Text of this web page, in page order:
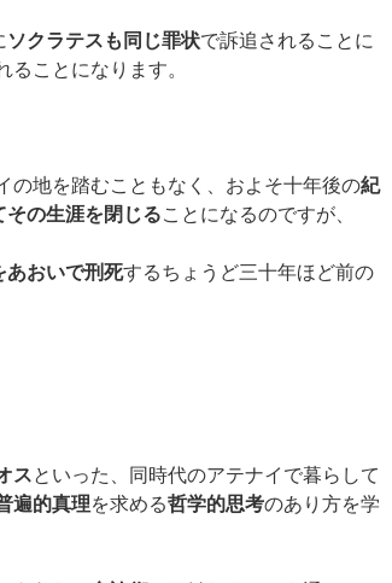
ソクラテスも同じ罪状で訴追されることに
ることになります。
の地を踏むこともなく、およそ十年後の紀
その生涯を閉じることになるのですが、
あおいで刑死するちょうど三十年ほど前の
スといった、同時代のアテナイで暮らして
遍的真理を求める哲学的思考のあり方を学